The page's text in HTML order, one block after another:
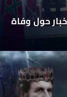
حول وفاة